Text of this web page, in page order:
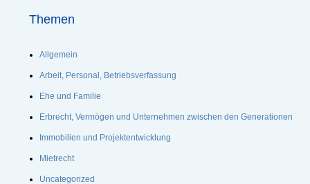
Themen
Allgemein
Arbeit, Personal, Betriebsverfassung
Ehe und Familie
Erbrecht, Vermögen und Unternehmen zwischen den Generationen
Immobilien und Projektentwicklung
Mietrecht
Uncategorized